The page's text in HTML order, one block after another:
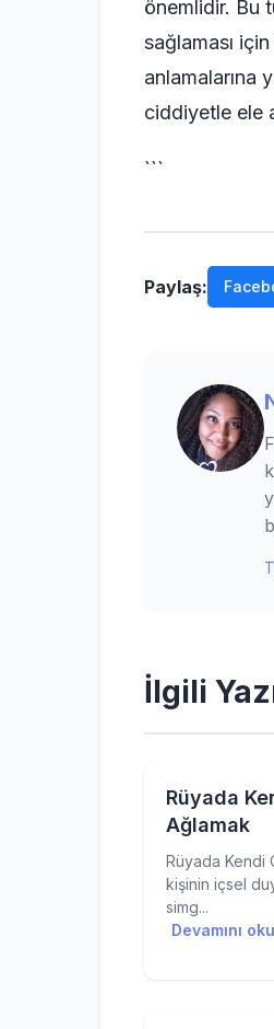
önemlidir. Bu
sağlaması
anlamalarına
ciddiyetle ele
```
Paylaş:
İlgili
Rüyada
Ağlamak
Rüyada Kendi
kişinin içsel
simg...
Devamını